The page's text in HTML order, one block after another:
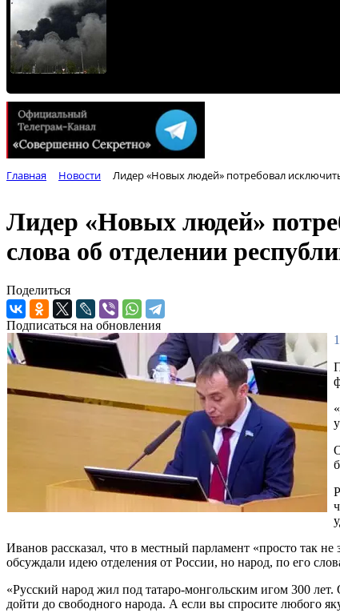
Главная Новости Лидер «Новых людей» потребовал
Лидер «Новых людей»
слова об отделении
Поделиться
Подписаться на обновления
Иванов рассказал, что в местный парламент «просто так
обсуждали идею отделения от России, но народ, по его
«Русский народ жил под татаро-монгольским игом 300
дойти до свободного народа. А если вы спросите любого